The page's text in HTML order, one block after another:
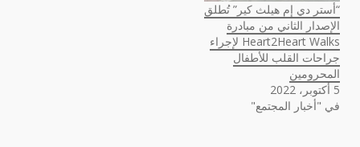
“أستر دي إم هيلث كير” تُطلق
الإصدار الثاني من مبادرة
Heart2Heart Walks لإجراء
جراحات القلب للأطفال
المحرومين
5 أكتوبر، 2022
في "أخبار المجتمع"